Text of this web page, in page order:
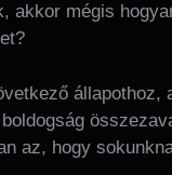
akkor mégis
állapothoz,
az, hogy